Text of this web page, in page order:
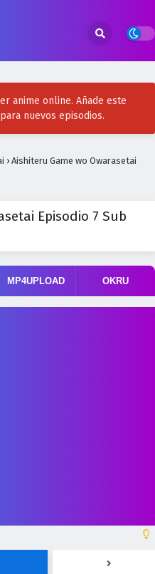
anime online. Añade este
nuevos episodios.
› Aishiteru Game wo Owarasetai
Episodio 7 Sub
MP4UPLOAD OKRU
Owarasetai Episodio 10 Sub